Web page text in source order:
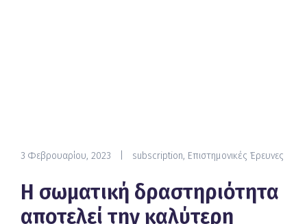
3 Φεβρουαρίου, 2023 subscription, Επιστημονικές Έρευνες
Η σωματική δραστηριότητα
αποτελεί την καλύτερη